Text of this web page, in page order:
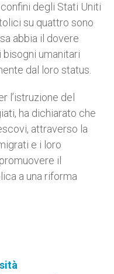
degli Stati Uniti
su quattro sono
abbia il dovere
umanitari
dal loro status.
l’istruzione del
ha dichiarato che
attraverso la
e i loro
il
a una riforma